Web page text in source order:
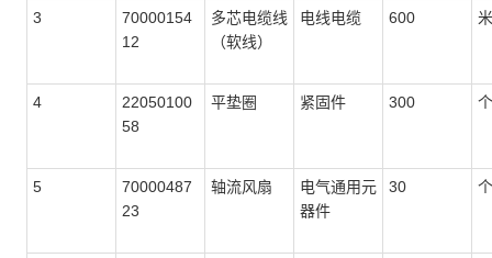
3
70000154
12
多芯电缆线
（软线）
电线电缆 600 米
4
22050100
58
平垫圈 紧固件 300 个
5
70000487
23
轴流风扇
电气通用元
器件
30 个